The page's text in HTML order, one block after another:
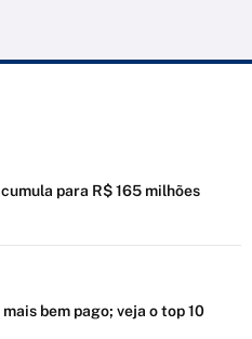
para R$ 165 milhões
bem pago; veja o top 10